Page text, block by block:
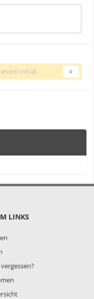
Inhalt 0
LINKS